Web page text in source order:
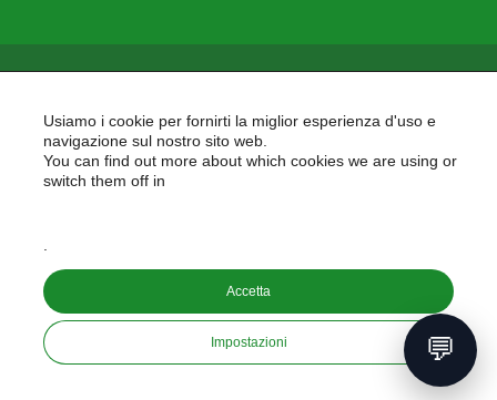
Copyright © 2026
PAIDEA S.A.S. - Capitale sociale 10.000€ i.v.
Riproduzione Vietata
💬
Usiamo i cookie per fornirti la miglior esperienza d'uso e
navigazione sul nostro sito web.
You can find out more about which cookies we are using or
switch them off in
Accetta
Impostazioni